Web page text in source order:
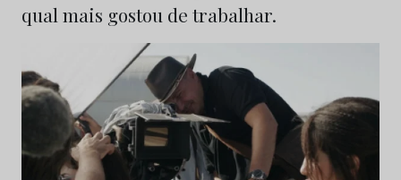
qual mais gostou de trabalhar.